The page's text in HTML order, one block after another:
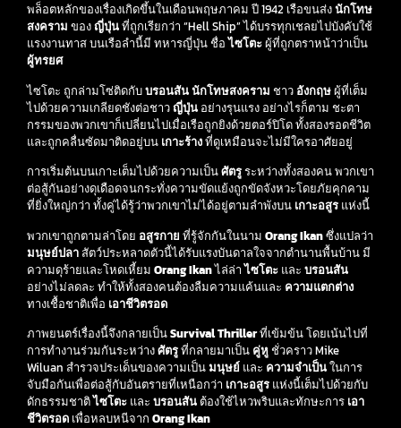
พล็อตหลักของเรื่องเกิดขึ้นในเดือนพฤษภาคม ปี 1942 เรือขนส่งนักโทษ
สงคราม ของญี่ปุ่นที่ถูกเรียกว่า “Hell Ship” ได้บรรทุกเชลยไปบังคับใช้
แรงงานทาส บนเรือลำนี้มี ทหารญี่ปุ่น ชื่อไซโตะผู้ที่ถูกตราหน้าว่าเป็น
ผู้ทรยศ
ไซโตะ ถูกล่ามโซ่ติดกับบรอนสันนักโทษสงคราม ชาว อังกฤษผู้ที่เต็ม
ไปด้วยความเกลียดชังต่อชาวญี่ปุ่น อย่างรุนแรง อย่างไรก็ตาม ชะตา
กรรมของพวกเขาก็เปลี่ยนไปเมื่อเรือถูกยิงด้วยตอร์ปิโด ทั้งสองรอดชีวิต
และถูกคลื่นซัดมาติดอยู่บน เกาะร้างที่ดูเหมือนจะไม่มีใครอาศัยอยู่
การเริ่มต้นบนเกาะเต็มไปด้วยความเป็นศัตรูระหว่างทั้งสองคน พวกเขา
ต่อสู้กันอย่างดุเดือดจนกระทั่งความขัดแย้งถูกขัดจังหวะโดยภัยคุกคาม
ที่ยิ่งใหญ่กว่า ทั้งคู่ได้รู้ว่าพวกเขาไม่ได้อยู่ตามลำพังบน เกาะอสูร แห่งนี้
พวกเขาถูกตามล่าโดย อสูรกาย ที่รู้จักกันในนาม Orang Ikanซึ่งแปลว่า
มนุษย์ปลาสัตว์ประหลาดตัวนี้ได้รับแรงบันดาลใจจากตำนานพื้นบ้าน มี
ความดุร้ายและโหดเหี้ยม Orang Ikanไล่ล่าไซโตะ และ บรอนสัน
อย่างไม่ลดละ ทำให้ทั้งสองคนต้องลืมความแค้นและ ความแตกต่าง
ทางเชื้อชาติเพื่อ เอาชีวิตรอด
ภาพยนตร์เรื่องนี้จึงกลายเป็นSurvival Thrillerที่เข้มข้น โดยเน้นไปที่
การทำงานร่วมกันระหว่างศัตรูที่กลายมาเป็น คู่หูชั่วคราว Mike
Wiluan สำรวจประเด็นของความเป็นมนุษย์ และ ความจำเป็นในการ
จับมือกันเพื่อต่อสู้กับอันตรายที่เหนือกว่า เกาะอสูร แห่งนี้เต็มไปด้วยกับ
ดักธรรมชาติไซโตะ และ บรอนสัน ต้องใช้ไหวพริบและทักษะการ เอา
ชีวิตรอด เพื่อหลบหนีจาก Orang Ikan